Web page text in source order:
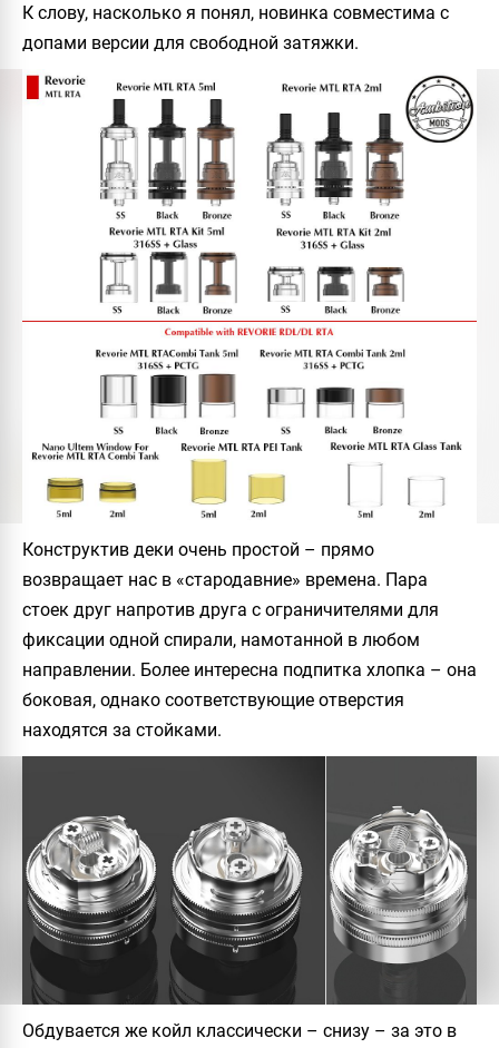
К слову, насколько я понял, новинка совместима с
допами версии для свободной затяжки.
Конструктив деки очень простой – прямо
возвращает нас в «стародавние» времена. Пара
стоек друг напротив друга с ограничителями для
фиксации одной спирали, намотанной в любом
направлении. Более интересна подпитка хлопка – она
боковая, однако соответствующие отверстия
находятся за стойками.
Обдувается же койл классически – снизу – за это в